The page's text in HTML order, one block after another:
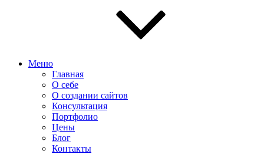
Меню
Главная
О себе
О создании сайтов
Консультация
Портфолио
Цены
Блог
Контакты